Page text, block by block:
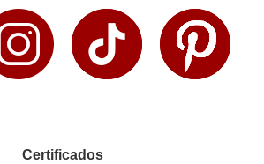
Certificados